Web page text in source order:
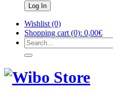
Wishlist (0)
Shopping cart (0): 0,00€